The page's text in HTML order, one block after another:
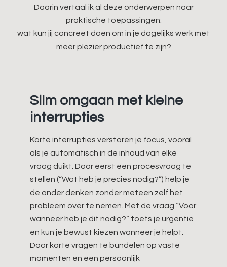
Daarin vertaal ik al deze onderwerpen naar
praktische toepassingen:
wat kun jij concreet doen om in je dagelijks werk met
meer plezier productief te zijn?
Slim omgaan met kleine
interrupties
Korte interrupties verstoren je focus, vooral
als je automatisch in de inhoud van elke
vraag duikt. Door eerst een procesvraag te
stellen (“Wat heb je precies nodig?”) help je
de ander denken zonder meteen zelf het
probleem over te nemen. Met de vraag “Voor
wanneer heb je dit nodig?” toets je urgentie
en kun je bewust kiezen wanneer je helpt.
Door korte vragen te bundelen op vaste
momenten en een persoonlijk